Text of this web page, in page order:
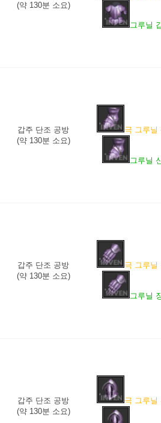
(약 130분 소요)
그루닐
갑주 단조 공방
(약 130분 소요)
극 그루닐
그루닐
갑주 단조 공방
(약 130분 소요)
극 그루닐
그루닐
갑주 단조 공방
(약 130분 소요)
극 그루닐